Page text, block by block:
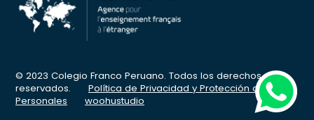
© 2023 Colegio Franco Peruano. Todos los derechos
reservados.
Política de Privacidad y Protección de Datos
Personales
woohustudio
whatsapp